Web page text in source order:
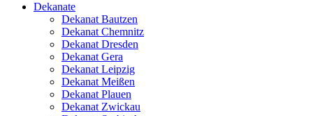
Dekanate
Dekanat Bautzen
Dekanat Chemnitz
Dekanat Dresden
Dekanat Gera
Dekanat Leipzig
Dekanat Meißen
Dekanat Plauen
Dekanat Zwickau